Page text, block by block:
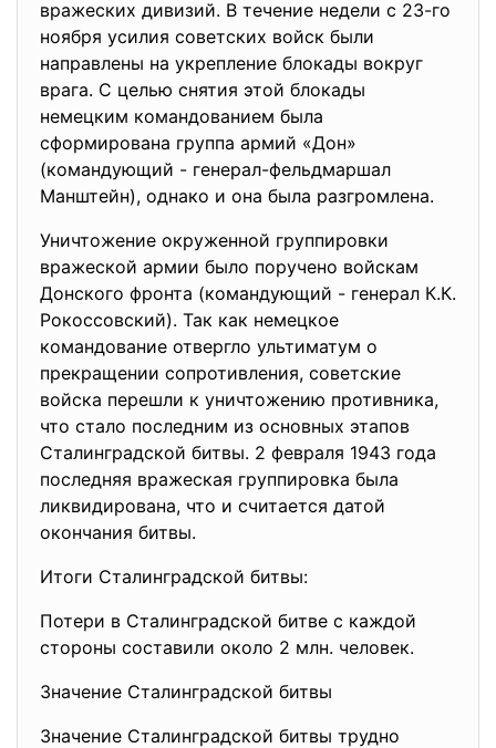
вражеских дивизий. В течение недели с 23-го
ноября усилия советских войск были
направлены на укрепление блокады вокруг
врага. С целью снятия этой блокады
немецким командованием была
сформирована группа армий «Дон»
(командующий - генерал-фельдмаршал
Манштейн), однако и она была разгромлена.
Уничтожение окруженной группировки
вражеской армии было поручено войскам
Донского фронта (командующий - генерал К.К.
Рокоссовский). Так как немецкое
командование отвергло ультиматум о
прекращении сопротивления, советские
войска перешли к уничтожению противника,
что стало последним из основных этапов
Сталинградской битвы. 2 февраля 1943 года
последняя вражеская группировка была
ликвидирована, что и считается датой
окончания битвы.
Итоги Сталинградской битвы:
Потери в Сталинградской битве с каждой
стороны составили около 2 млн. человек.
Значение Сталинградской битвы
Значение Сталинградской битвы трудно